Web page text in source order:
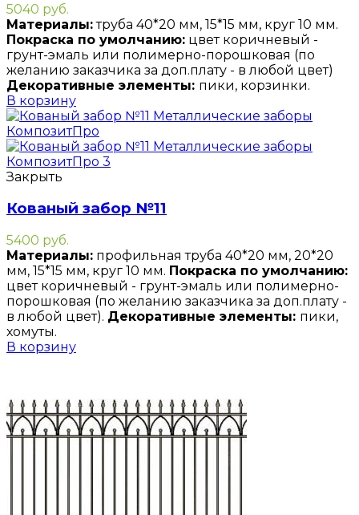
5040 руб.
Материалы:труба 40*20 мм, 15*15 мм, круг 10 мм.
Покраска по умолчанию: цвет коричневый -
грунт-эмаль или полимерно-порошковая (по
желанию заказчика за доп.плату - в любой цвет)
Декоративные элементы: пики, корзинки.
В корзину
Закрыть
Кованый забор №11
5400 руб.
Материалы: профильная труба 40*20 мм, 20*20
мм, 15*15 мм, круг 10 мм. Покраска по умолчанию:
цвет коричневый - грунт-эмаль или полимерно-
порошковая (по желанию заказчика за доп.плату -
в любой цвет). Декоративные элементы: пики,
хомуты.
В корзину